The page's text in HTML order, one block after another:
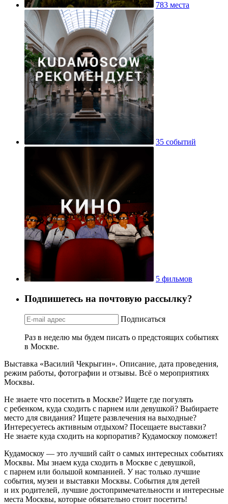
783 места
35 событий
5 фильмов
Подпишетесь на почтовую рассылку?
Подписаться
Раз в неделю мы будем писать о предстоящих событиях
в Москве.
Выставка «Василий Чекрыгин». Описание, дата проведения,
режим работы, фотографии и отзывы. Всё о мероприятиях
Москвы.
Не знаете что посетить в Москве? Ищете где погулять
с ребенком, куда сходить с парнем или девушкой? Выбираете
место для свидания? Ищете развлечения на выходные?
Интересуетесь активным отдыхом? Посещаете выставки?
Не знаете куда сходить на корпоратив? Кудамоскоу поможет!
Кудамоскоу — это лучший сайт о самых интересных событиях
Москвы. Мы знаем куда сходить в Москве с девушкой,
с парнем или большой компанией. У нас только лучшие
события, музеи и выставки Москвы. События для детей
и их родителей, лучшие достопримечательности и интересные
места Москвы, которые обязательно стоит посетить!